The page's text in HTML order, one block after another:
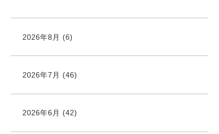
2026年8月 (6)
2026年7月 (46)
2026年6月 (42)